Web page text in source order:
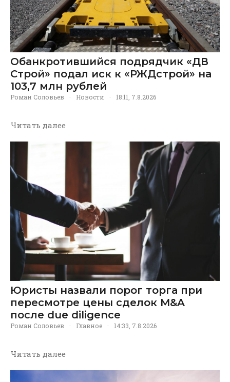
Обанкротившийся подрядчик «ДВ
Строй» подал иск к «РЖДстрой» на
103,7 млн рублей
Роман Соловьев · Новости · 18:11, 7.8.2026
Читать далее
Юристы назвали порог торга при
пересмотре цены сделок M&A
после due diligence
Роман Соловьев · Главное · 14:33, 7.8.2026
Читать далее